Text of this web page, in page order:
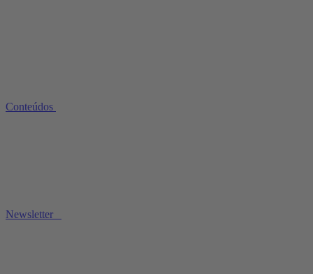
Conteúdos
Newsletter